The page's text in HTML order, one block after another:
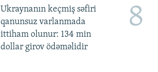
Ukraynanın keçmiş səfiri
qanunsuz varlanmada
ittiham olunur: 134 min
dollar girov ödəməlidir
8